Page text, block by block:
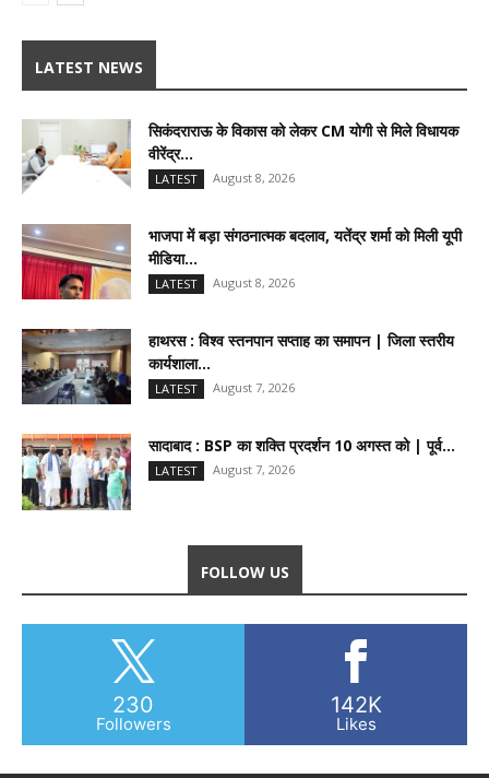
LATEST NEWS
सिकंदराराऊ के विकास को लेकर CM योगी से मिले विधायक
वीरेंद्र...
LATEST August 8, 2026
भाजपा में बड़ा संगठनात्मक बदलाव, यतेंद्र शर्मा को मिली यूपी
मीडिया...
LATEST August 8, 2026
हाथरस : विश्व स्तनपान सप्ताह का समापन | जिला स्तरीय
कार्यशाला...
LATEST August 7, 2026
सादाबाद : BSP का शक्ति प्रदर्शन 10 अगस्त को | पूर्व...
LATEST August 7, 2026
FOLLOW US
230
Followers
142K
Likes